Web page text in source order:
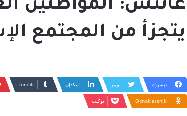
غانتس: المواطنين
يتجزأ من المجتمع
فيسبوك تويتر لينكدإن
Odnoklassniki بوكيت